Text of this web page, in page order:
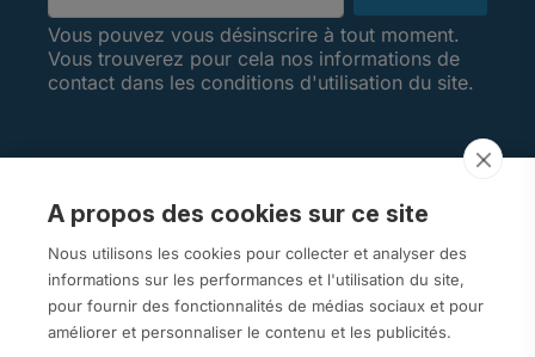
A propos des cookies sur ce site
Nous utilisons les cookies pour collecter et analyser des
informations sur les performances et l'utilisation du site,
pour fournir des fonctionnalités de médias sociaux et pour
améliorer et personnaliser le contenu et les publicités.
Vous pouvez vous désinscrire à tout moment.
Vous trouverez pour cela nos informations de
contact dans les conditions d'utilisation du site.